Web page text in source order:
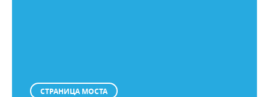
СТРАНИЦА МОСТА